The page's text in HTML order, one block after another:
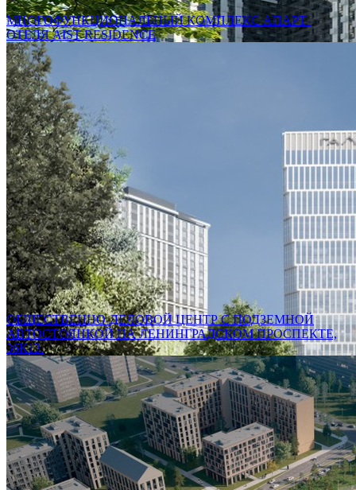
МНОГОФУНКЦИОНАЛЬНЫЙ КОМПЛЕКС АПАРТ-
ОТЕЛЯ AIST RESIDENCE
ОБЩЕСТВЕННО-ДЕЛОВОЙ ЦЕНТР С ПОДЗЕМНОЙ
АВТОСТОЯНКОЙ НА ЛЕНИНГРАДСКОМ ПРОСПЕКТЕ,
36К13.